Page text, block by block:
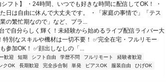
フト】 ・24時間、いつでも好きな時間に配信してOK！ ・
た日は自由に休んで大丈夫です。 ・「家庭の事情で」「テス
の繁忙期なので」など、プラ...
で自分らしく輝く！未経験から始めるライブ配信ライバー大
特別なスキルや機材は一切不要！ ✅完全在宅・フルリモー
参加OK！ ✅顔出しなしの「...
歓迎 短期 シフト自由 学歴不問 フルリモート
経験者歓迎
クOK 長期歓迎 完全歩合制 単発 ピアスOK 服装自由
ひげOK